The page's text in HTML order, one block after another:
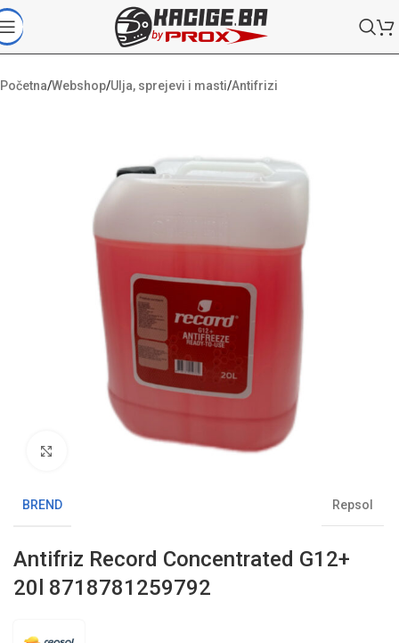
Početna/Webshop/Ulja, sprejevi i masti/Antifrizi
Klikni da uvećaš sliku
BREND Repsol
Antifriz Record Concentrated G12+
20l 8718781259792